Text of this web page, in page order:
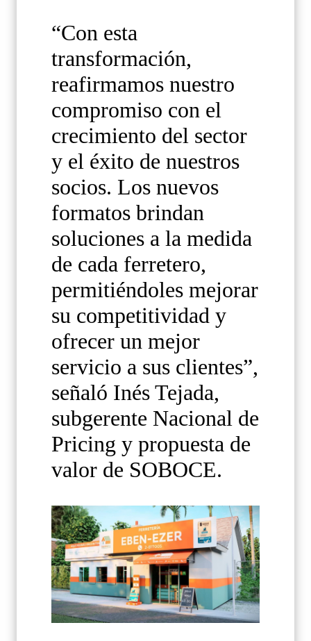
“Con esta
transformación,
reafirmamos nuestro
compromiso con el
crecimiento del sector
y el éxito de nuestros
socios. Los nuevos
formatos brindan
soluciones a la medida
de cada ferretero,
permitiéndoles mejorar
su competitividad y
ofrecer un mejor
servicio a sus clientes”,
señaló Inés Tejada,
subgerente Nacional de
Pricing y propuesta de
valor de SOBOCE.